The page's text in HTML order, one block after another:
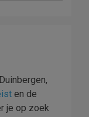
en de
je op zoek